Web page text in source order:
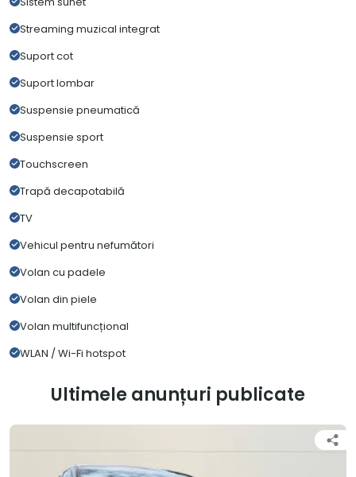
Streaming muzical integrat
Suport cot
Suport lombar
Suspensie pneumatică
Suspensie sport
Touchscreen
Trapă decapotabilă
TV
Vehicul pentru nefumători
Volan cu padele
Volan din piele
Volan multifuncțional
WLAN / Wi-Fi hotspot
Ultimele anunțuri publicate